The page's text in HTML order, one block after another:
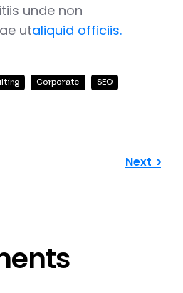
unde non
utaliquid officiis.
Corporate SEO
Next